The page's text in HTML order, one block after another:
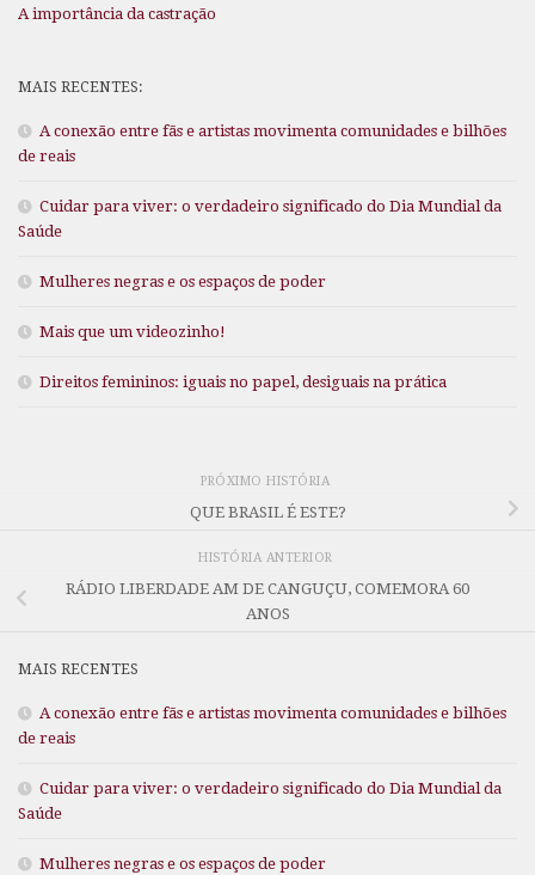
A importância da castração
MAIS RECENTES:
A conexão entre fãs e artistas movimenta comunidades e bilhões
de reais
Cuidar para viver: o verdadeiro significado do Dia Mundial da
Saúde
Mulheres negras e os espaços de poder
Mais que um videozinho!
Direitos femininos: iguais no papel, desiguais na prática
PRÓXIMO HISTÓRIA
QUE BRASIL É ESTE?
HISTÓRIA ANTERIOR
RÁDIO LIBERDADE AM DE CANGUÇU, COMEMORA 60
ANOS
MAIS RECENTES
A conexão entre fãs e artistas movimenta comunidades e bilhões
de reais
Cuidar para viver: o verdadeiro significado do Dia Mundial da
Saúde
Mulheres negras e os espaços de poder